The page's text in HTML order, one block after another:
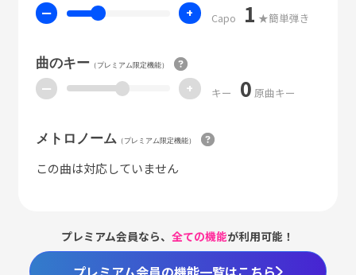
ー + Capo 1 ★簡単弾き
曲のキー（プレミアム限定機能）
ー + キー 0 原曲キー
メトロノーム （プレミアム限定機能）
この曲は対応していません
プレミアム会員なら、全ての機能が利用可能！